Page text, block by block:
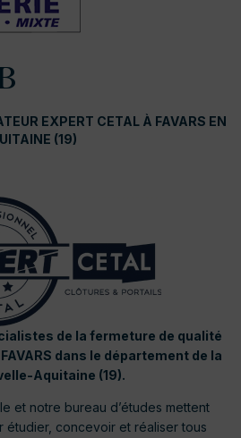
EXPERT CETAL À FAVARS EN
(19)
de la fermeture de qualité
dans le département de la
Aquitaine (19).
et notre bureau d’études mettent
étudier, concevoir et réaliser tous